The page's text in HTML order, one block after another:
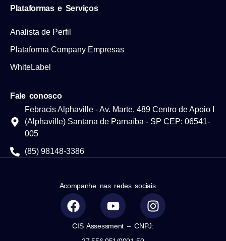
Plataformas e Serviços
Analista de Perfil
Plataforma Company Empresas
WhiteLabel
Fale conosco
Febracis Alphaville - Av. Marte, 489 Centro de Apoio I
(Alphaville) Santana de Parnaíba - SP CEP: 06541-
005
(85) 98148-3386
Acompanhe nas redes sociais
CIS Assessment – CNPJ: